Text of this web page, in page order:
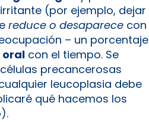
(por ejemplo, dejar
reduce o desaparececon
– un porcentaje
oralcon el tiempo. Se
precancerosas
leucoplasia debe
qué hacemos los